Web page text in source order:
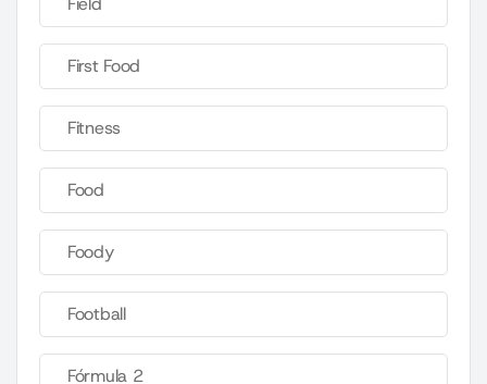
First Food
Fitness
Food
Foody
Football
Fórmula 2